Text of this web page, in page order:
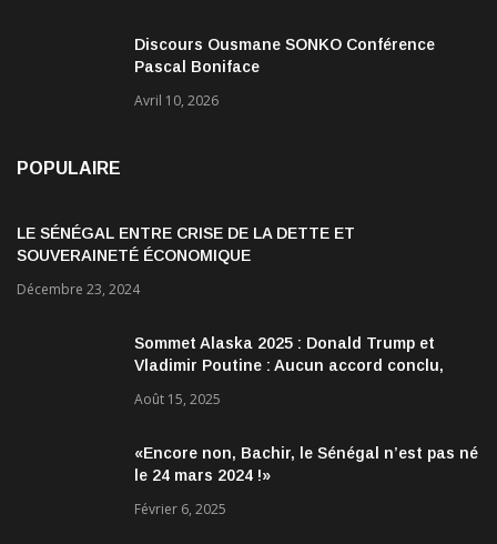
Discours Ousmane SONKO Conférence
Pascal Boniface
Avril 10, 2026
POPULAIRE
LE SÉNÉGAL ENTRE CRISE DE LA DETTE ET
SOUVERAINETÉ ÉCONOMIQUE
Décembre 23, 2024
Sommet Alaska 2025 : Donald Trump et
Vladimir Poutine : Aucun accord conclu,
encourageantes
Août 15, 2025
«Encore non, Bachir, le Sénégal n’est pas né
le 24 mars 2024 !»
Février 6, 2025